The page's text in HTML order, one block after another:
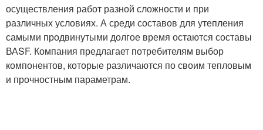
осуществления работ разной сложности и при
различных условиях. А среди составов для утепления
самыми продвинутыми долгое время остаются составы
ВАSF. Компания предлагает потребителям выбор
компонентов, которые различаются по своим тепловым
и прочностным параметрам.